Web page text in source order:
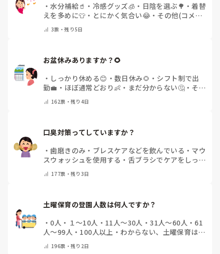
・水分補給🥤 ・ 冷感グッズ🧊 ・ 日陰を選ぶ🌳 ・着替
えを多めに👕 ・ とにかく気合い😂・ その他(コメン
3票・残り5日
お盆休みありますか？🌻
・ しっかり休める😊 ・ 数日休み🌻 ・ シフト制で出
勤💼 ・ ほぼ通常どおり👶 ・ まだ分からない🤔・ その
162票・残り4日
口臭対策ってしていますか？
・歯磨きのみ ・ ブレスケアなどを飲んでいる ・ マウ
スウォッシュを使用する ・ 舌ブラシでケアをしっか
の他(コメントで教えて下さい)
177票・残り3日
土曜保育の登園人数は何人ですか？
・ 0人 ・ １～10人 ・ 11人～30人 ・31人～60人 ・ 61
人～99人 ・ 100人以上 ・ わからない、土曜保育はな
196票・残り2日